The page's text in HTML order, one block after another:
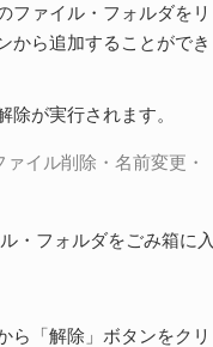
ファイル・フォルダをリ
から追加することができ
が実行されます。
イル削除・名前変更・
・フォルダをごみ箱に入
ら「解除」ボタンをクリ